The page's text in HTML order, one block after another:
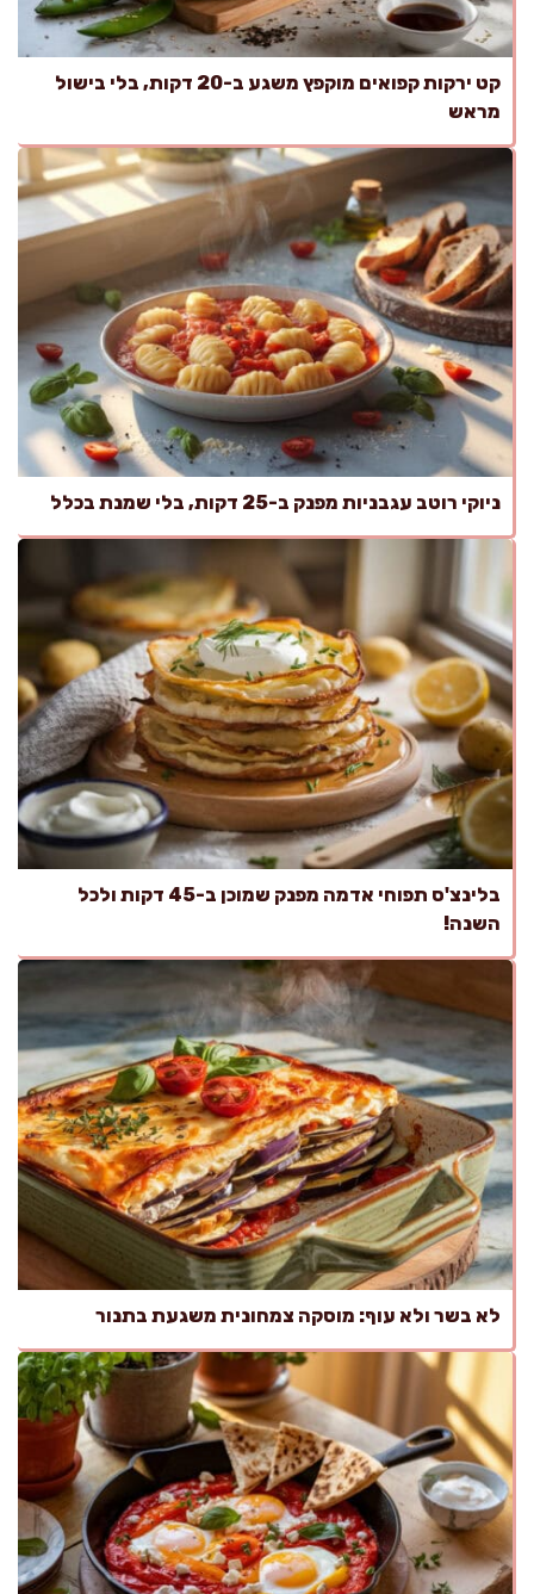
קט ירקות קפואים מוקפץ משגע ב-20 דקות, בלי בישול
מראש
ניוקי רוטב עגבניות מפנק ב-25 דקות, בלי שמנת בכלל
בלינצ'ס תפוחי אדמה מפנק שמוכן ב-45 דקות ולכל
השנה!
לא בשר ולא עוף: מוסקה צמחונית משגעת בתנור